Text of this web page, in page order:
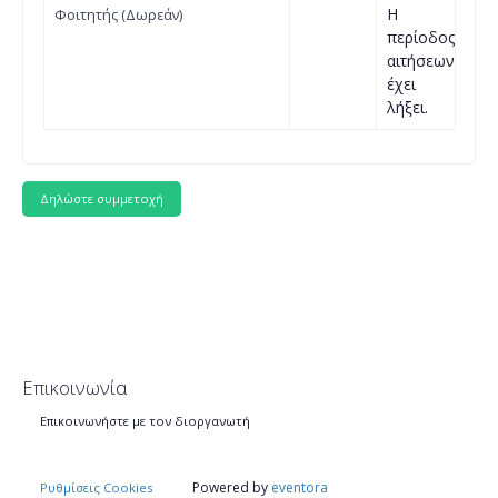
Φοιτητής (Δωρεάν)
Η
περίοδος
αιτήσεων
έχει
λήξει.
Επικοινωνία
Επικοινωνήστε με τον διοργανωτή
Powered by eventora
Ρυθμίσεις Cookies